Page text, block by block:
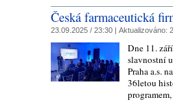
Česká farmaceutická
23.09.2025 / 23:30 | Aktualizováno:
Dne 11.
slavnostní
Praha a.s.
36letou